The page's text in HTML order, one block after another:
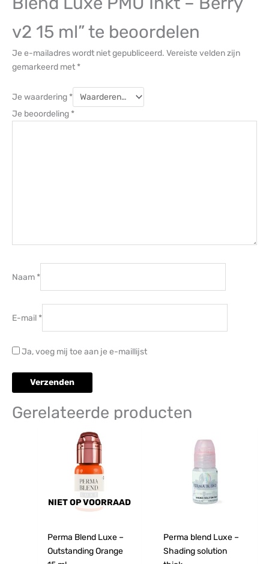
v2 15 ml” te beoordelen
Je e-mailadres wordt niet gepubliceerd. Vereiste velden zijn
gemarkeerd met *
Je waardering *
Je beoordeling *
Naam *
E-mail *
Ja, voeg mij toe aan je e-maillijst
Gerelateerde producten
NIET OP VOORRAAD
Perma Blend Luxe –
Outstanding Orange
Perma blend Luxe –
Shading solution